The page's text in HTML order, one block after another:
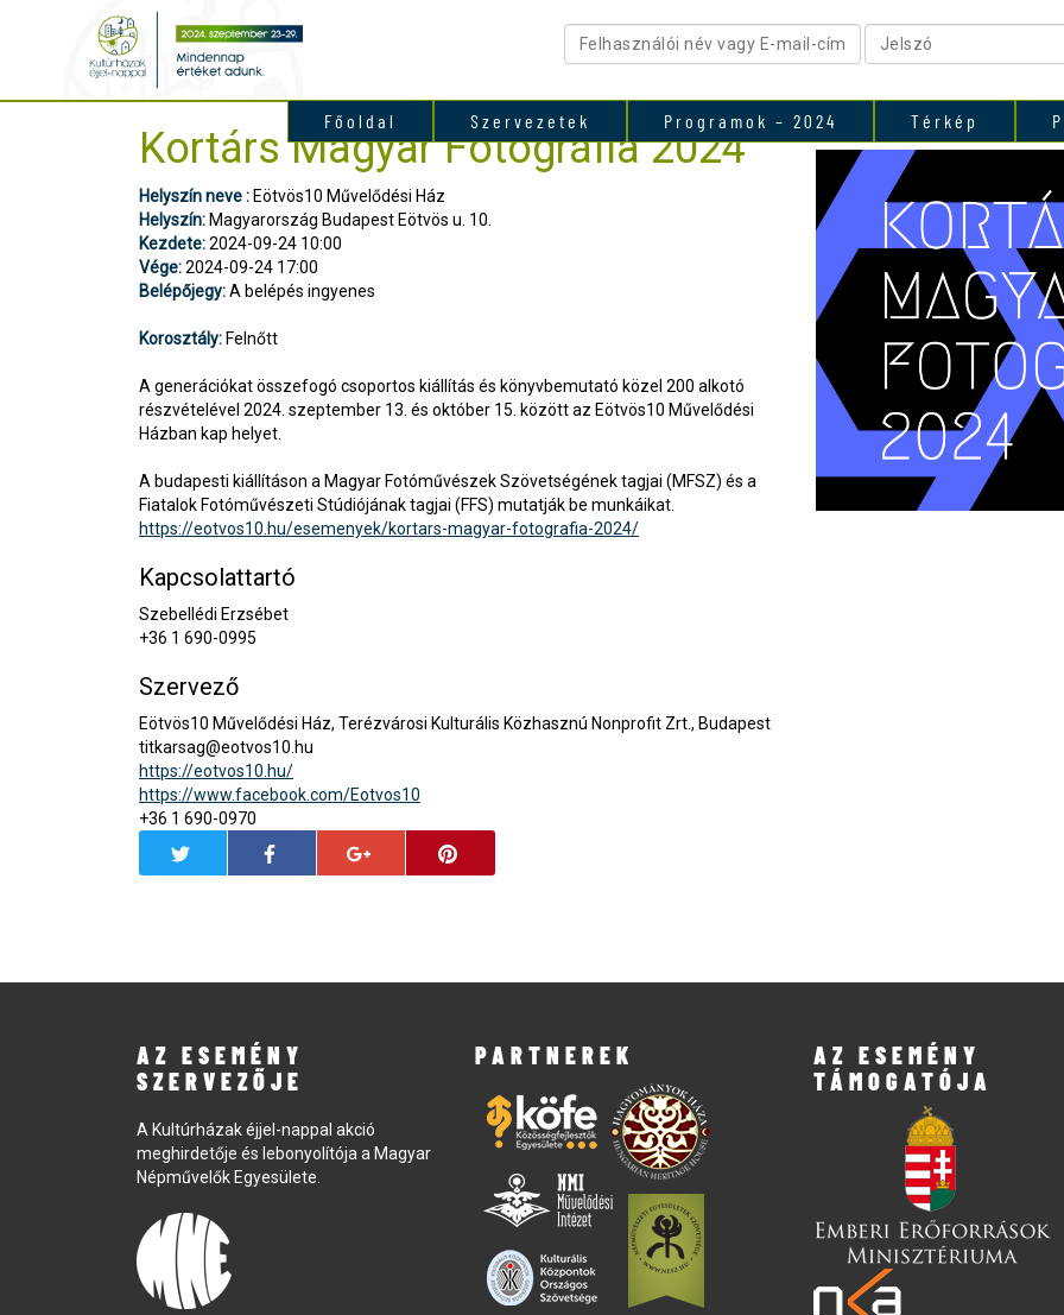
Főoldal Szervezetek Programok – 2024 Térkép
Kortárs Magyar Fotográfia 2024
Helyszín neve : Eötvös10 Művelődési Ház
Helyszín: Magyarország Budapest Eötvös u. 10.
Kezdete:2024-09-24 10:00
Vége:2024-09-24 17:00
Belépőjegy:A belépés ingyenes
Korosztály: Felnőtt
A generációkat összefogó csoportos kiállítás és könyvbemutató közel 200 alkotó
részvételével 2024. szeptember 13. és október 15. között az Eötvös10 Művelődési
Házban kap helyet.
A budapesti kiállításon a Magyar Fotóművészek Szövetségének tagjai (MFSZ) és a
Fiatalok Fotóművészeti Stúdiójának tagjai (FFS) mutatják be munkáikat.
https://eotvos10.hu/esemenyek/kortars-magyar-fotografia-2024/
Kapcsolattartó
Szebellédi Erzsébet
+36 1 690-0995
Szervező
Eötvös10 Művelődési Ház, Terézvárosi Kulturális Közhasznú Nonprofit Zrt., Budapest
titkarsag@eotvos10.hu
https://eotvos10.hu/
https://www.facebook.com/Eotvos10
+36 1 690-0970
AZ ESEMÉNY
SZERVEZŐJE
A Kultúrházak éjjel-nappal akció
meghirdetője és lebonyolítója a Magyar
Népművelők Egyesülete.
PARTNEREK
AZ ESEMÉNY
TÁMOGATÓJA